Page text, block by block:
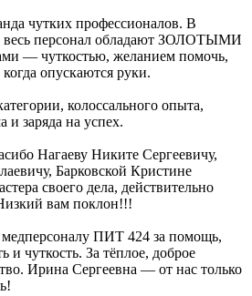
чутких профессионалов. В
весь персонал обладают ЗОЛОТЫМИ
— чуткостью, желанием помочь,
опускаются руки.
колоссального опыта,
и заряда на успех.
Нагаеву Никите Сергеевичу,
Барковской Кристине
своего дела, действительно
вам поклон!!!
медперсоналу ПИТ 424 за помощь,
и чуткость. За тёплое, доброе
Ирина Сергеевна — от нас только